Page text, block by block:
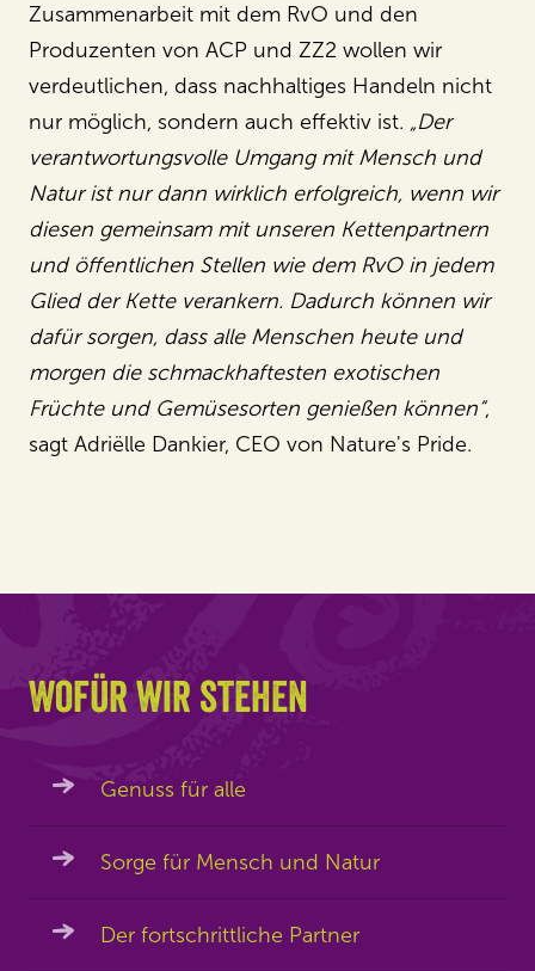
Zusammenarbeit mit dem RvO und den
Produzenten von ACP und ZZ2 wollen wir
verdeutlichen, dass nachhaltiges Handeln nicht
nur möglich, sondern auch effektiv ist. „Der
verantwortungsvolle Umgang mit Mensch und
Natur ist nur dann wirklich erfolgreich, wenn wir
diesen gemeinsam mit unseren Kettenpartnern
und öffentlichen Stellen wie dem RvO in jedem
Glied der Kette verankern. Dadurch können wir
dafür sorgen, dass alle Menschen heute und
morgen die schmackhaftesten exotischen
Früchte und Gemüsesorten genießen können“,
sagt Adriëlle Dankier, CEO von Nature's Pride.
Wofür wir stehen
Genuss für alle
Sorge für Mensch und Natur
Der fortschrittliche Partner